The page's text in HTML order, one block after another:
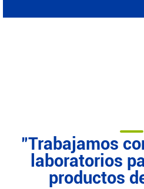
"Trabajamos
laboratorios
productos